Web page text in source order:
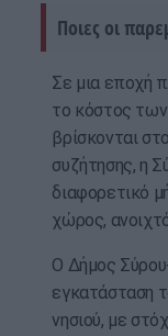
Ποιες οι
Σε μια εποχή
το κόστος
βρίσκονται
συζήτησης, η
διαφορετικό
χώρος,
Ο Δήμος
εγκατάσταση
νησιού, με